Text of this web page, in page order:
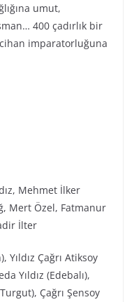
umut,
400 çadırlık bir
imparatorluğuna
Mehmet İlker
Mert Özel, Fatmanur
İlter
Çağrı Atiksoy
Yıldız (Edebalı),
Çağrı Şensoy